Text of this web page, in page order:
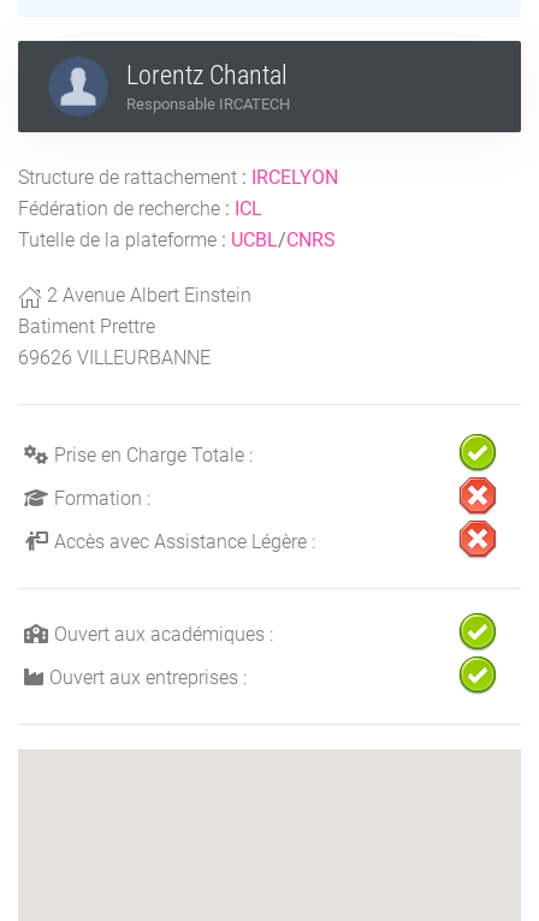
Lorentz Chantal
Responsable IRCATECH
Structure de rattachement : IRCELYON
Fédération de recherche : ICL
Tutelle de la plateforme : UCBL/CNRS
2 Avenue Albert Einstein
Batiment Prettre
69626 VILLEURBANNE
Prise en Charge Totale :
Formation :
Accès avec Assistance Légère :
Ouvert aux académiques :
Ouvert aux entreprises :